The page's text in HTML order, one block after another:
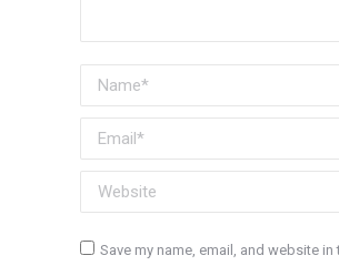
Name *
Email *
Website
Save my name, email, and website